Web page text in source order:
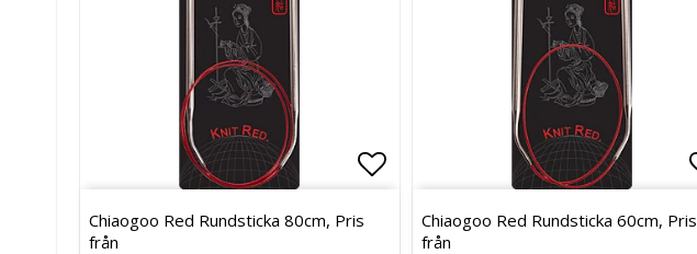
Lägg till i favoritlistan
Chiaogoo Red Rundsticka 80cm, Pris
från
Chiaogoo Red Rundsticka 60cm, Pris
från